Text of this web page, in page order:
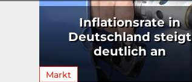
Inflationsrate in
Deutschland steigt
deutlich an
Markt